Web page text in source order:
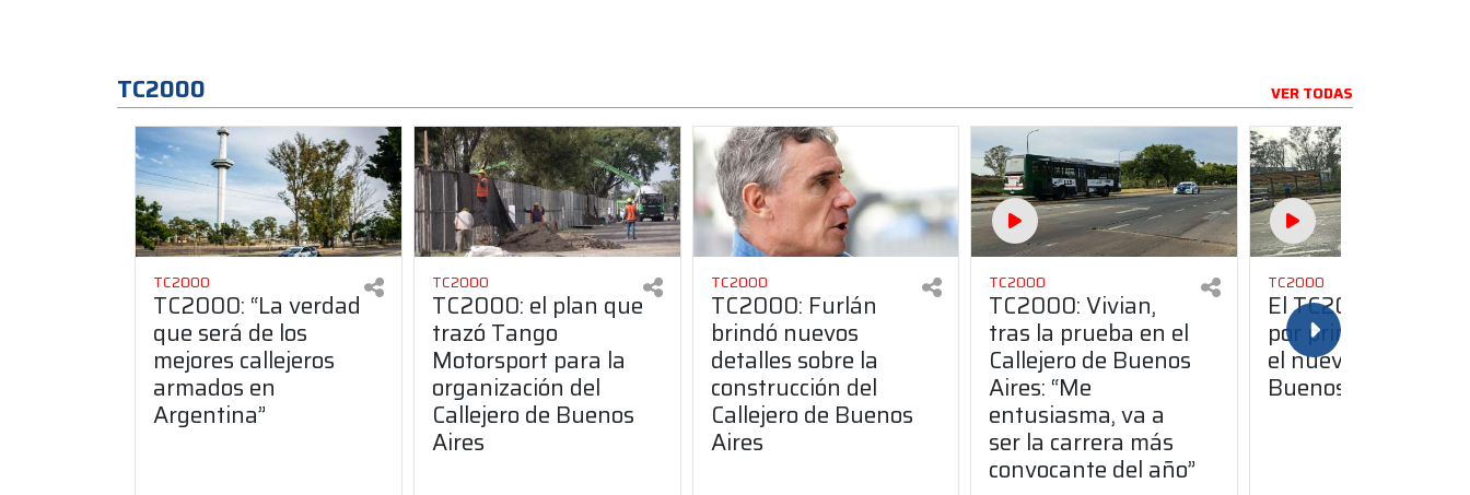
TC2000 VER TODAS
TC2000
TC2000: “La verdad
que será de los
mejores callejeros
armados en
Argentina”
TC2000
TC2000: el plan que
trazó Tango
Motorsport para la
organización del
Callejero de Buenos
Aires
TC2000
TC2000: Furlán
brindó nuevos
detalles sobre la
construcción del
Callejero de Buenos
Aires
TC2000
TC2000: Vivian,
tras la prueba en el
Callejero de Buenos
Aires: “Me
entusiasma, va a
ser la carrera más
convocante del año”
TC2000
El TC2000 aceleró
por primera vez en
el nuevo Callejero
Buenos Aires